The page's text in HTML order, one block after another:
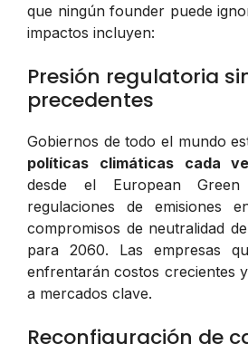
que ningún founder puede
impactos incluyen:
Presión regulatoria
precedentes
Gobiernos de todo el mundo
políticas climáticas cada
desde el European
regulaciones de emisiones
compromisos de neutralidad
para 2060. Las empresas
enfrentarán costos crecientes
a mercados clave.
Reconfiguración de